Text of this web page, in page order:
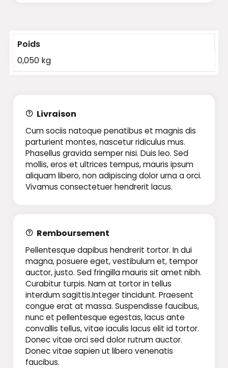
Poids
0,050 kg
Livraison
Cum sociis natoque penatibus et magnis dis
parturient montes, nascetur ridiculus mus.
Phasellus gravida semper nisi. Duis leo. Sed
mollis, eros et ultrices tempus, mauris ipsum
aliquam libero, non adipiscing dolor urna a orci.
Vivamus consectetuer hendrerit lacus.
Remboursement
Pellentesque dapibus hendrerit tortor. In dui
magna, posuere eget, vestibulum et, tempor
auctor, justo. Sed fringilla mauris sit amet nibh.
Curabitur turpis. Nam at tortor in tellus
interdum sagittis.Integer tincidunt. Praesent
congue erat at massa. Suspendisse faucibus,
nunc et pellentesque egestas, lacus ante
convallis tellus, vitae iaculis lacus elit id tortor.
Donec vitae orci sed dolor rutrum auctor.
Donec vitae sapien ut libero venenatis
faucibus.